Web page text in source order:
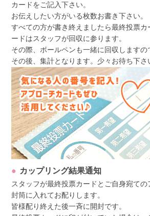
カードをご記入下さい。
お伝えしたい方がいる枚数お書き下さい。
すべての方が書き終えましたら最終投票カ
ードはスタッフが回収に参ります。
その際、ボールペンも一緒に回収しますの
その後、集計となります。少々お待ち下さ
カップリング結果通知
スタッフが最終投票カードとご自身宛ての
封筒に入れてお配りします。
皆様配り終えた後一斉に開封です。